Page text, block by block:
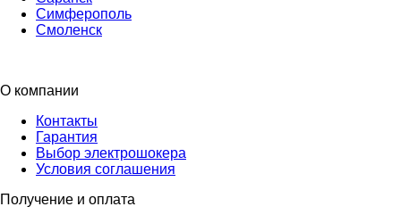
Симферополь
Смоленск
О компании
Контакты
Гарантия
Выбор электрошокера
Условия соглашения
Получение и оплата